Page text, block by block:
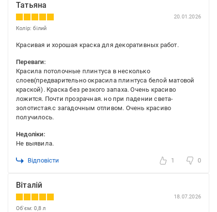
Татьяна
20.01.2026
Колір: білий
Красивая и хорошая краска для декоративных работ.
Переваги:
Красила потолочные плинтуса в несколько
слоев(предварительно окрасила плинтуса белой матовой
краской). Краска без резкого запаха. Очень красиво
ложится. Почти прозрачная. но при падении света-
золотистая.с загадочным отливом. Очень красиво
получилось.
Недоліки:
Не выявила.
Відповісти 1 0
Віталій
18.07.2026
Об'єм: 0,8 л